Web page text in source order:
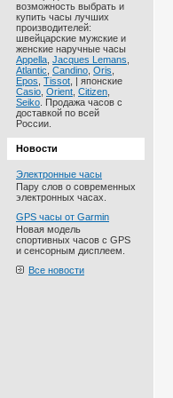
возможность выбрать и
купить часы лучших
производителей:
швейцарские мужские и
женские наручные часы
Appella Jacques Lemans
Atlantic Candino Oris
Epos Tissot , | японские
Casio Orient Citizen
Seiko . Продажа часов с
доставкой по всей
России.
Новости
Электронные часы
Пару слов о современных
электронных часах.
GPS часы от Garmin
Новая модель
спортивных часов с GPS
и сенсорным дисплеем.
Все новости